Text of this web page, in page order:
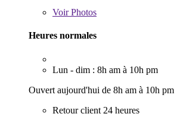
VoirPhotos
Heures normales
Lun - dim : 8h am à 10h pm
Ouvert aujourd'hui de 8h am à 10h pm
Retour client 24 heures